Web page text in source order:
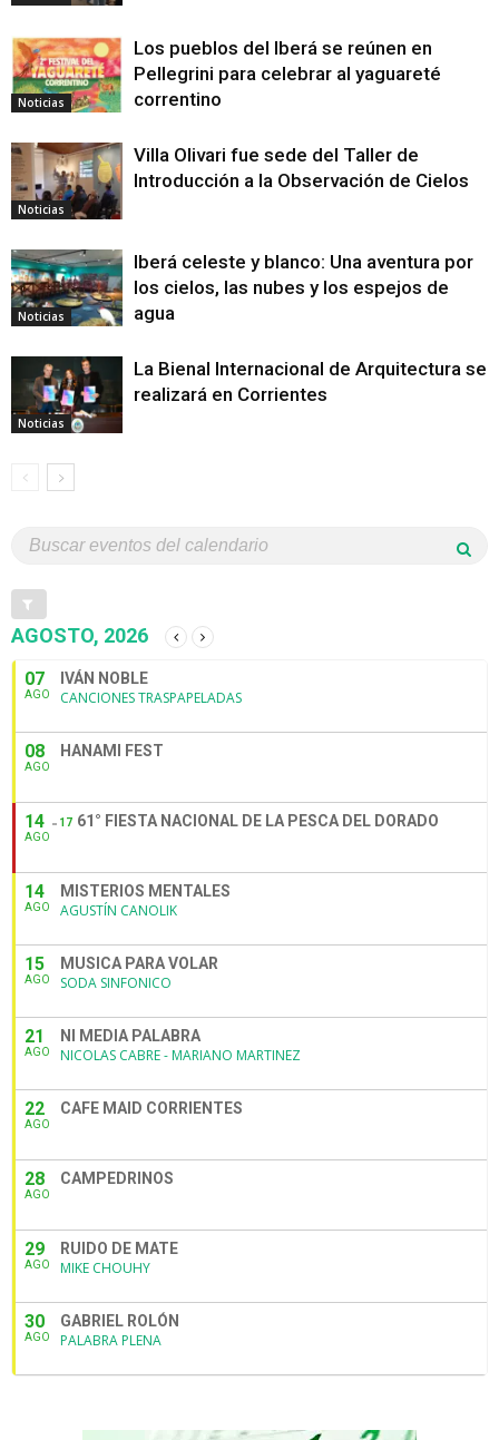
Noticias
Los pueblos del Iberá se reúnen en
Pellegrini para celebrar al yaguareté
correntino
Noticias
Villa Olivari fue sede del Taller de
Introducción a la Observación de Cielos
Noticias
Iberá celeste y blanco: Una aventura por
los cielos, las nubes y los espejos de
agua
Noticias
La Bienal Internacional de Arquitectura se
realizará en Corrientes
AGOSTO, 2026
07
AGO
IVÁN NOBLE
CANCIONES TRASPAPELADAS
08
AGO
HANAMI FEST
14
AGO
17 61° FIESTA NACIONAL DE LA PESCA DEL DORADO
14
AGO
MISTERIOS MENTALES
AGUSTÍN CANOLIK
15
AGO
MUSICA PARA VOLAR
SODA SINFONICO
21
AGO
NI MEDIA PALABRA
NICOLAS CABRE - MARIANO MARTINEZ
22
AGO
CAFE MAID CORRIENTES
28
AGO
CAMPEDRINOS
29
AGO
RUIDO DE MATE
MIKE CHOUHY
30
AGO
GABRIEL ROLÓN
PALABRA PLENA